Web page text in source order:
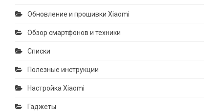
Обновление и прошивки Xiaomi
Обзор смартфонов и техники
Списки
Полезные инструкции
Настройка Xiaomi
Гаджеты